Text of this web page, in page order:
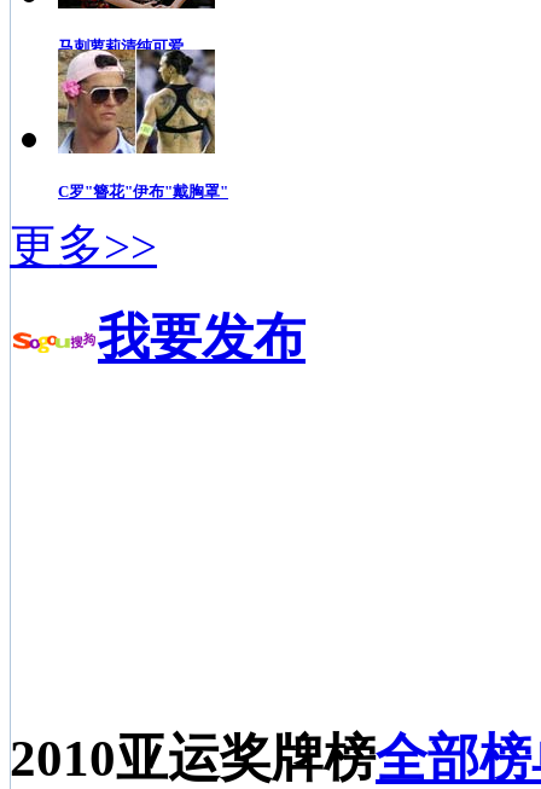
马刺萝莉清纯可爱
C罗"簪花"伊布"戴胸罩"
更多>>
我要发布
2010亚运奖牌榜全部